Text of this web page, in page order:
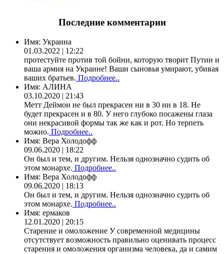
Последние комментарии
Имя: Украина
01.03.2022 | 12:22
протестуйте против той бойни, которую творит Путин и
ваша армия на Украине! Ваши сыновья умирают, убивая
ваших братьев. Подробнее..
Имя: АЛИНА
03.10.2020 | 21:43
Метт Деймон не был прекрасен ни в 30 ни в 18. Не
будет прекрасен и в 80. У него глубоко посажены глаза
они некрасивой формы так же как и рот. Но терпеть
можно. Подробнее..
Имя: Вера Холодофф
09.06.2020 | 18:22
Он был и тем, и другим. Нельзя однозначно судить об
этом монархе. Подробнее..
Имя: Вера Холодофф
09.06.2020 | 18:13
Он был и тем, и другим. Нельзя однозначно судить об
этом монархе. Подробнее..
Имя: ермаков
12.01.2020 | 20:15
Старение и омоложение У современной медицины
отсутствует возможность правильно оценивать процесс
старения и омоложения организма человека, да и самим